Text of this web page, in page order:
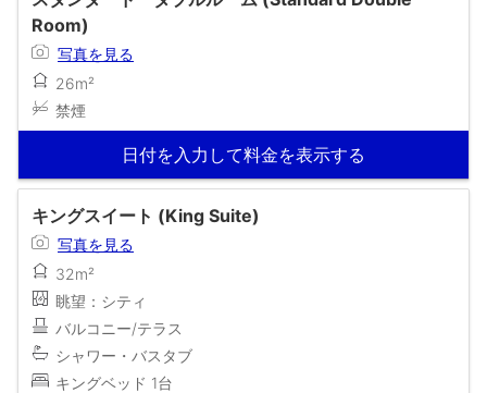
Room)
写真を見る
26m²
禁煙
日付を入力して料金を表示する
キングスイート (King Suite)
写真を見る
32m²
眺望：シティ
バルコニー/テラス
シャワー・バスタブ
キングベッド 1台